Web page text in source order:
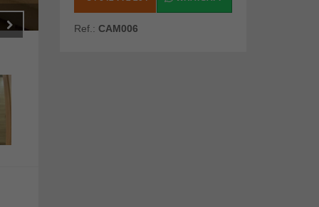
Ref.: CAM006